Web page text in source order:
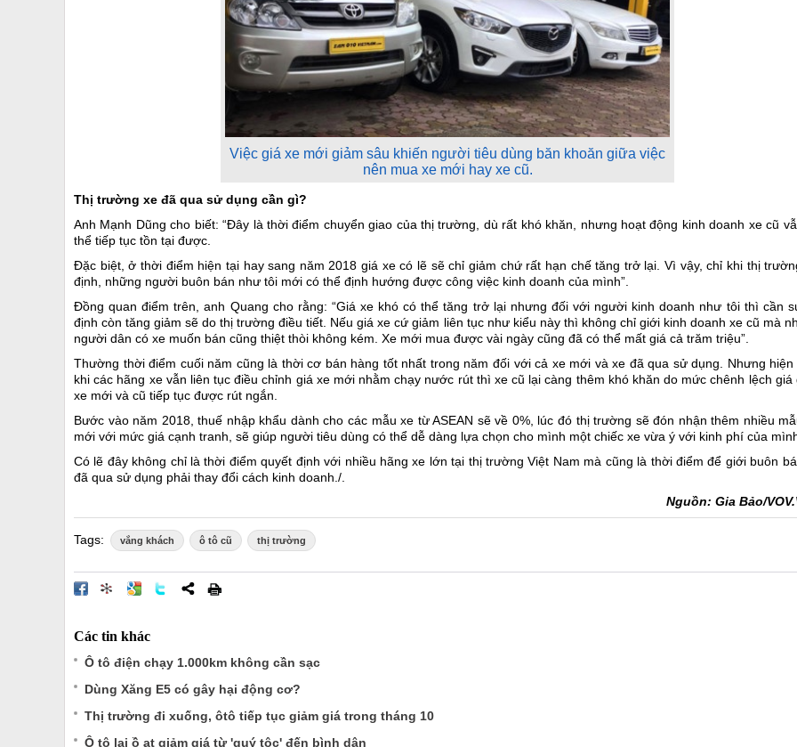
Việc giá xe mới giảm sâu khiến người tiêu dùng băn khoăn giữa việc
nên mua xe mới hay xe cũ.
Thị trường xe đã qua sử dụng cần gì?
Anh Mạnh Dũng cho biết: “Đây là thời điểm chuyển giao của thị trường, dù rất khó khăn, nhưng hoạt động kinh doanh xe cũ
thể tiếp tục tồn tại được.
Đặc biệt, ở thời điểm hiện tại hay sang năm 2018 giá xe có lẽ sẽ chỉ giảm chứ rất hạn chế tăng trở lại. Vì vậy, chỉ khi thị
định, những người buôn bán như tôi mới có thể định hướng được công việc kinh doanh của mình”.
Đồng quan điểm trên, anh Quang cho rằng: “Giá xe khó có thể tăng trở lại nhưng đối với người kinh doanh như tôi thì cần
định còn tăng giảm sẽ do thị trường điều tiết. Nếu giá xe cứ giảm liên tục như kiểu này thì không chỉ giới kinh doanh xe cũ mà
người dân có xe muốn bán cũng thiệt thòi không kém. Xe mới mua được vài ngày cũng đã có thể mất giá cả trăm triệu”.
Thường thời điểm cuối năm cũng là thời cơ bán hàng tốt nhất trong năm đối với cả xe mới và xe đã qua sử dụng. Nhưng hiện
khi các hãng xe vẫn liên tục điều chỉnh giá xe mới nhằm chạy nước rút thì xe cũ lại càng thêm khó khăn do mức chênh lệch giá
xe mới và cũ tiếp tục được rút ngắn.
Bước vào năm 2018, thuế nhập khẩu dành cho các mẫu xe từ ASEAN sẽ về 0%, lúc đó thị trường sẽ đón nhận thêm nhiều
mới với mức giá cạnh tranh, sẽ giúp người tiêu dùng có thể dễ dàng lựa chọn cho mình một chiếc xe vừa ý với kinh phí của
Có lẽ đây không chỉ là thời điểm quyết định với nhiều hãng xe lớn tại thị trường Việt Nam mà cũng là thời điểm để giới buôn
đã qua sử dụng phải thay đổi cách kinh doanh./.
Nguồn: Gia Bảo/
Tags: vắng khách ô tô cũ thị trường
Các tin khác
Ô tô điện chạy 1.000km không cần sạc
Dùng Xăng E5 có gây hại động cơ?
Thị trường đi xuống, ôtô tiếp tục giảm giá trong tháng 10
Ô tô lại ồ ạt giảm giá từ 'quý tộc' đến bình dân